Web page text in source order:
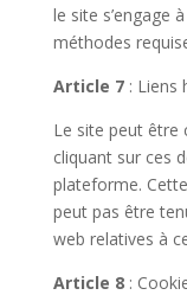
le site s’engage
méthodes
Article 7: Liens
Le site peut être
cliquant sur ces
plateforme.
peut pas être
web relatives à
Article 8: